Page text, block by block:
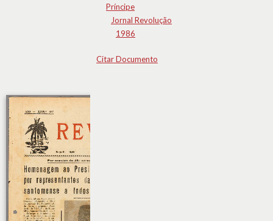
Príncipe
Jornal Revolução
1986
Citar Documento